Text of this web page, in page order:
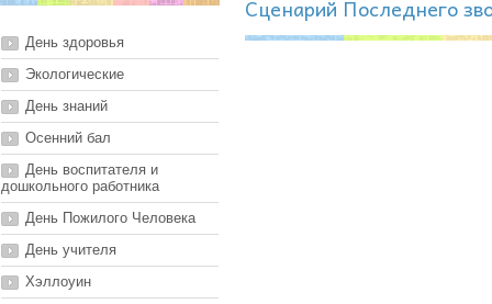
День здоровья
Экологические
День знаний
Осенний бал
День воспитателя и
дошкольного работника
День Пожилого Человека
День учителя
Хэллоуин
Сценарий Последнего